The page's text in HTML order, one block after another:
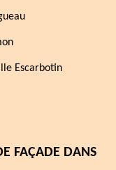
Escarbotin
FAÇADE DANS